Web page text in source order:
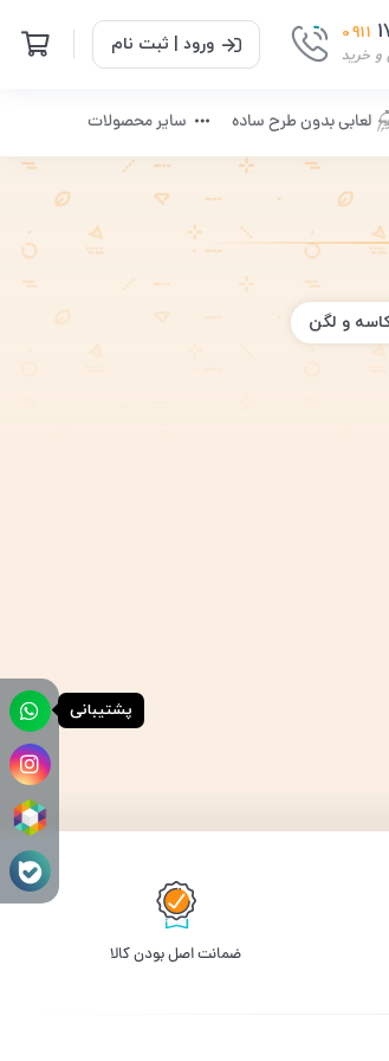
0911
و خرید ورود | ثبت نام
لعابی بدون طرح ساده سایر محصولات
و لگن
پشتیبانی
ﺿﻤﺎﻧﺖ اﺻﻞ ﺑﻮدن ﮐﺎﻟﺎ